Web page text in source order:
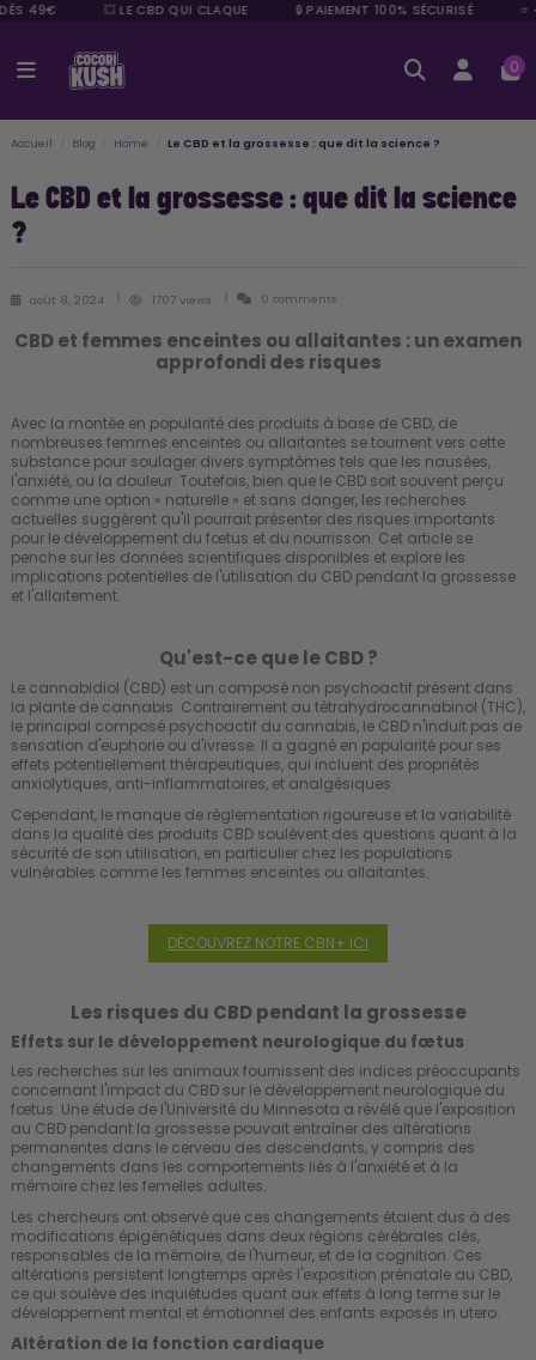
49€ 💥 LE CBD QUI CLAQUE 🔒 PAIEMENT 100% SÉCURISÉ ⭐
0
Accueil Blog Home Le CBD et la grossesse : que dit la science ?
Le CBD et la grossesse : que dit la science
?
août 8, 2024 1707 views 0 comments
CBD et femmes enceintes ou allaitantes : un examen
approfondi des risques
Avec la montée en popularité des produits à base de CBD, de
nombreuses femmes enceintes ou allaitantes se tournent vers cette
substance pour soulager divers symptômes tels que les nausées,
l'anxiété, ou la douleur. Toutefois, bien que le CBD soit souvent perçu
comme une option « naturelle » et sans danger, les recherches
actuelles suggèrent qu'il pourrait présenter des risques importants
pour le développement du fœtus et du nourrisson. Cet article se
penche sur les données scientifiques disponibles et explore les
implications potentielles de l'utilisation du CBD pendant la grossesse
et l'allaitement.
Qu'est-ce que le CBD ?
Le cannabidiol (CBD) est un composé non psychoactif présent dans
la plante de cannabis. Contrairement au tétrahydrocannabinol (THC),
le principal composé psychoactif du cannabis, le CBD n'induit pas de
sensation d'euphorie ou d'ivresse. Il a gagné en popularité pour ses
effets potentiellement thérapeutiques, qui incluent des propriétés
anxiolytiques, anti-inflammatoires, et analgésiques.
Cependant, le manque de réglementation rigoureuse et la variabilité
dans la qualité des produits CBD soulèvent des questions quant à la
sécurité de son utilisation, en particulier chez les populations
vulnérables comme les femmes enceintes ou allaitantes.
DÉCOUVREZ NOTRE CBN+ ICI
Les risques du CBD pendant la grossesse
Effets sur le développement neurologique du fœtus
Les recherches sur les animaux fournissent des indices préoccupants
concernant l'impact du CBD sur le développement neurologique du
fœtus. Une étude de l'Université du Minnesota a révélé que l'exposition
au CBD pendant la grossesse pouvait entraîner des altérations
permanentes dans le cerveau des descendants, y compris des
changements dans les comportements liés à l'anxiété et à la
mémoire chez les femelles adultes.
Les chercheurs ont observé que ces changements étaient dus à des
modifications épigénétiques dans deux régions cérébrales clés,
responsables de la mémoire, de l'humeur, et de la cognition. Ces
altérations persistent longtemps après l'exposition prénatale au CBD,
ce qui soulève des inquiétudes quant aux effets à long terme sur le
développement mental et émotionnel des enfants exposés in utero.
Altération de la fonction cardiaque